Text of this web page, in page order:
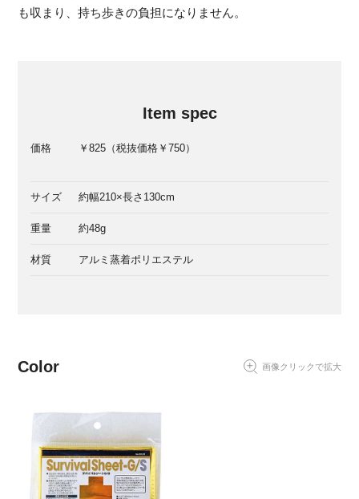
も収まり、持ち歩きの負担になりません。
Item spec
価格 ￥825（税抜価格￥750）
サイズ 約幅210×長さ130cm
重量 約48g
材質 アルミ蒸着ポリエステル
Color 画像クリックで拡大